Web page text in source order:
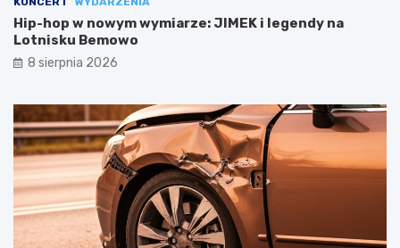
Hip-hop w nowym wymiarze: JIMEK i legendy na
Lotnisku Bemowo
8 sierpnia 2026